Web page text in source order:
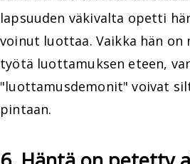
lapsuuden väkivalta opetti
voinut luottaa. Vaikka hän on
työtä luottamuksen eteen,
"luottamusdemonit" voivat
pintaan.